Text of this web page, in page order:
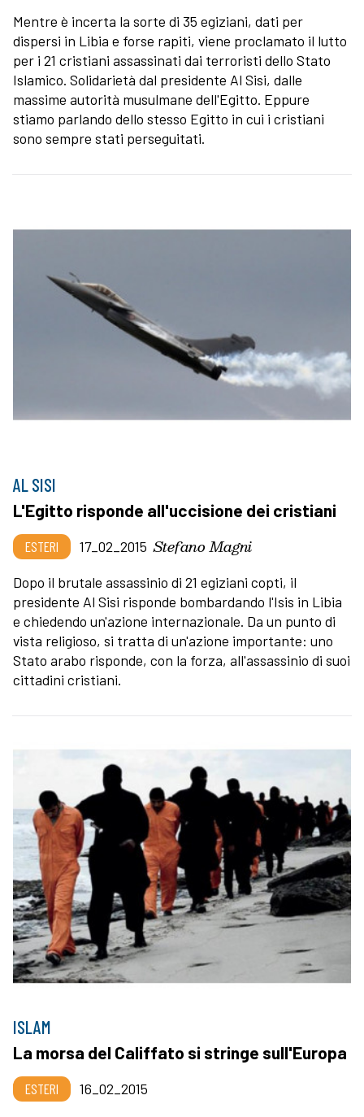
Mentre è incerta la sorte di 35 egiziani, dati per
dispersi in Libia e forse rapiti, viene proclamato il lutto
per i 21 cristiani assassinati dai terroristi dello Stato
Islamico. Solidarietà dal presidente Al Sisi, dalle
massime autorità musulmane dell'Egitto. Eppure
stiamo parlando dello stesso Egitto in cui i cristiani
sono sempre stati perseguitati.
AL SISI
L'Egitto risponde all'uccisione dei cristiani
ESTERI 17_02_2015 Stefano Magni
Dopo il brutale assassinio di 21 egiziani copti, il
presidente Al Sisi risponde bombardando l'Isis in Libia
e chiedendo un'azione internazionale. Da un punto di
vista religioso, si tratta di un'azione importante: uno
Stato arabo risponde, con la forza, all'assassinio di suoi
cittadini cristiani.
ISLAM
La morsa del Califfato si stringe sull'Europa
ESTERI
16_02_2015